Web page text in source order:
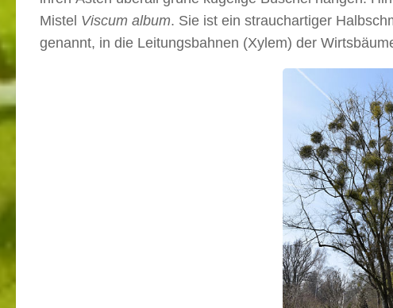
Mistel Viscum album. Sie ist ein strauchartiger
genannt, in die Leitungsbahnen (Xylem) der